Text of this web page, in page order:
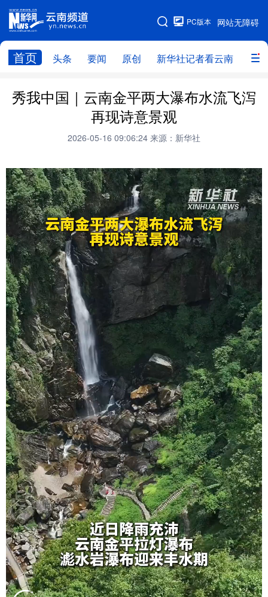
网站无障碍
PC版本
首页 头条 要闻 原创 新华社记者看云南 政务
网站地图
头条 云南要闻 本网原创
政务
云南省领导报道集
教育
州市
社会
图片
经济 服务 云南故事
云南青年说 趣看文物
秀我中国｜云南金平两大瀑布水流飞泻
再现诗意景观
2026-05-16 09:06:24 来源：新华社